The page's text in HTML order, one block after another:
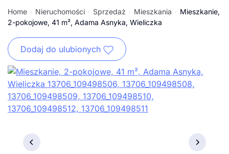
Home Nieruchomości Sprzedaż Mieszkania
Mieszkanie,
2-pokojowe, 41 m², Adama Asnyka, Wieliczka
Dodaj do ulubionych